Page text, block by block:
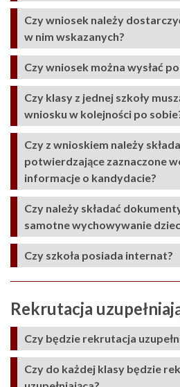
Czy wniosek należy
w nim wskazanych?
Czy wniosek można wysłać
Czy klasy z jednej szkoły
wniosku w kolejności po
Czy z wnioskiem należy
potwierdzające zaznaczone
informacje o kandydacie?
Czy należy składać
samotne wychowywanie
Czy szkoła posiada internat?
Rekrutacja
Czy będzie rekrutacja
Czy do każdej klasy będzie